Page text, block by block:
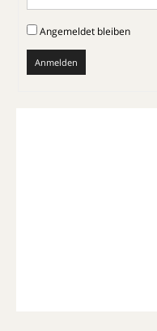
Angemeldet bleiben
Anmelden